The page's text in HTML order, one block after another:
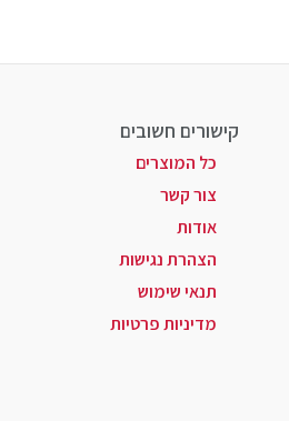
קישורים חשובים
כל המוצרים
צור קשר
אודות
הצהרת נגישות
תנאי שימוש
מדיניות פרטיות